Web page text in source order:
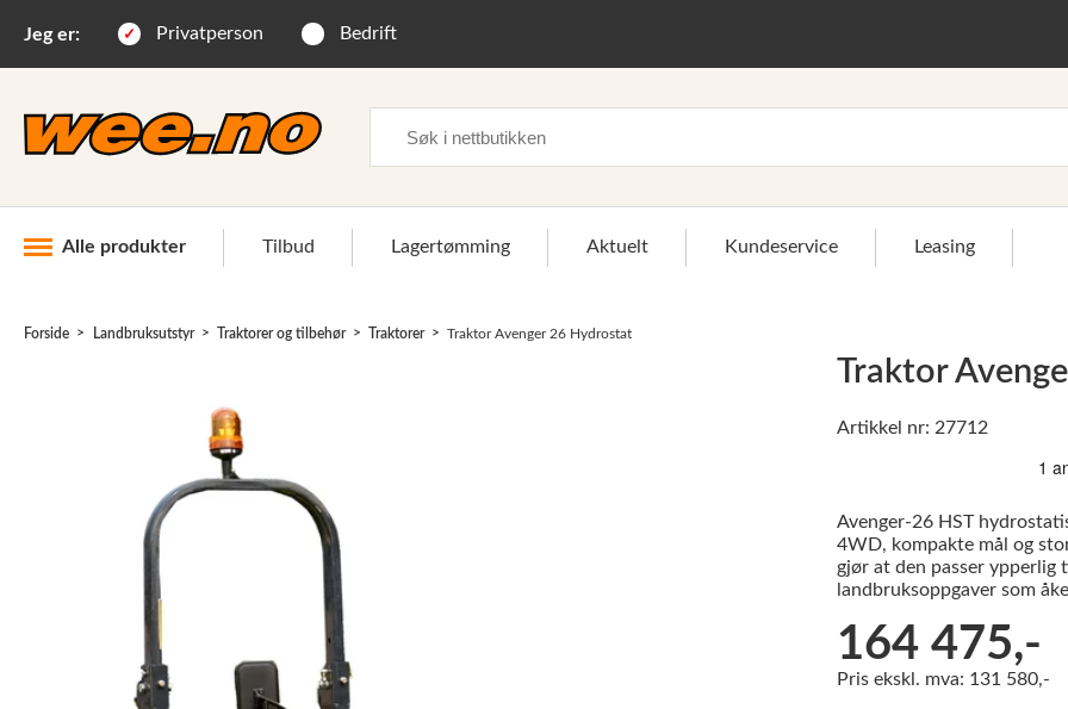
Jeg er: Privatperson Bedrift
Alle produkter Tilbud Lagertømming Aktuelt Kundeservice Leasing
Hjem, hage, fritid og sjø
Vinter og snøutstyr
Nye Wee produkter
Lagertømming
Forside Landbruksutstyr Traktorer og tilbehør Traktorer Traktor Avenger 26 Hydrostat
Traktor
Artikkel nr: 27712
Avenger-26 HST
4WD, kompakte mål og
gjør at den passer ypperlig
landbruksoppgaver som
164 475,-
Pris ekskl. mva: 131 580,-